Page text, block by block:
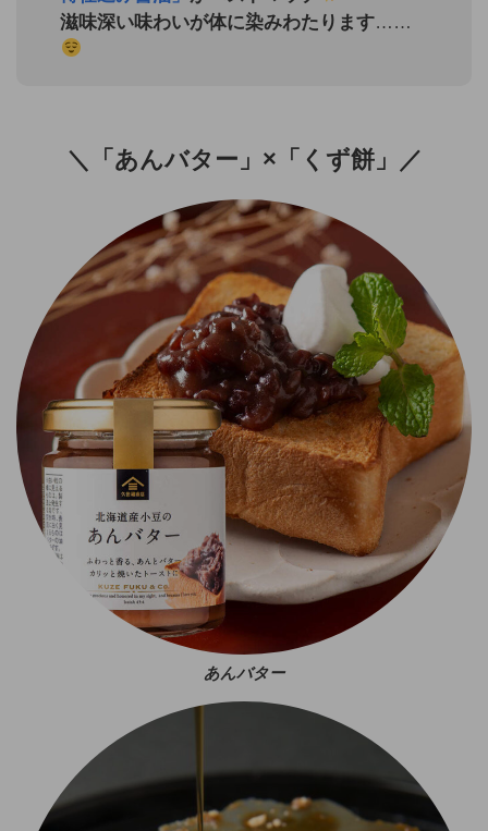
滋味深い味わいが体に染みわたります……
＼「あんバター」×「くず餅」／
あんバター